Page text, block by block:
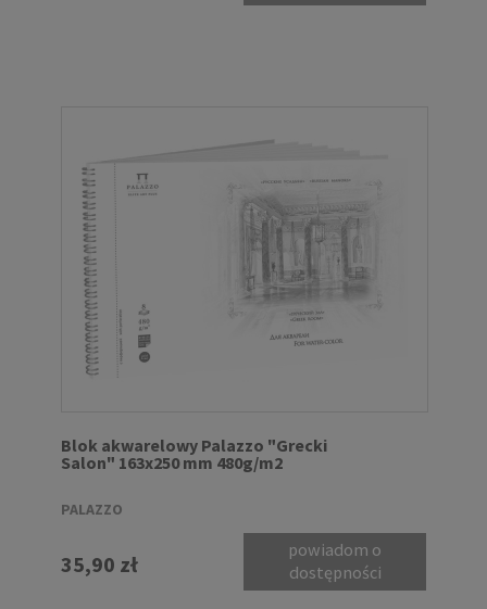
Blok akwarelowy Palazzo "Grecki
Salon" 163x250 mm 480g/m2
PALAZZO
35,90 zł
powiadom o
dostępności